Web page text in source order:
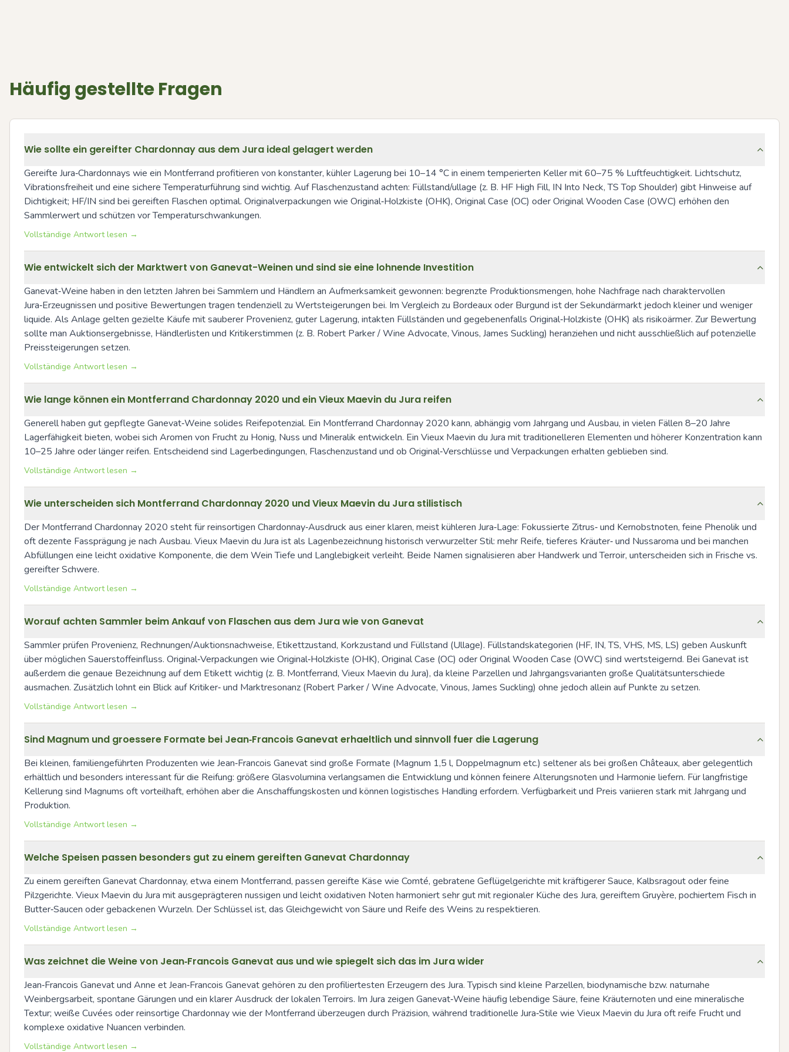
Häufig gestellte Fragen
Wie sollte ein gereifter Chardonnay aus dem Jura ideal gelagert werden
Gereifte Jura‑Chardonnays wie ein Montferrand profitieren von konstanter, kühler Lagerung bei 10–14 °C in einem temperierten Keller mit 60–75 % Luftfeuchtigkeit. Lichtschutz,
Vibrationsfreiheit und eine sichere Temperaturführung sind wichtig. Auf Flaschenzustand achten: Füllstand/ullage (z. B. HF High Fill, IN Into Neck, TS Top Shoulder) gibt Hinweise auf
Dichtigkeit; HF/IN sind bei gereiften Flaschen optimal. Originalverpackungen wie Original‑Holzkiste (OHK), Original Case (OC) oder Original Wooden Case (OWC) erhöhen den
Sammlerwert und schützen vor Temperaturschwankungen.
Vollständige Antwort lesen →
Wie entwickelt sich der Marktwert von Ganevat-Weinen und sind sie eine lohnende Investition
Ganevat‑Weine haben in den letzten Jahren bei Sammlern und Händlern an Aufmerksamkeit gewonnen: begrenzte Produktionsmengen, hohe Nachfrage nach charaktervollen
Jura‑Erzeugnissen und positive Bewertungen tragen tendenziell zu Wertsteigerungen bei. Im Vergleich zu Bordeaux oder Burgund ist der Sekundärmarkt jedoch kleiner und weniger
liquide. Als Anlage gelten gezielte Käufe mit sauberer Provenienz, guter Lagerung, intakten Füllständen und gegebenenfalls Original‑Holzkiste (OHK) als risikoärmer. Zur Bewertung
sollte man Auktionsergebnisse, Händlerlisten und Kritikerstimmen (z. B. Robert Parker / Wine Advocate, Vinous, James Suckling) heranziehen und nicht ausschließlich auf potenzielle
Preissteigerungen setzen.
Vollständige Antwort lesen →
Wie lange können ein Montferrand Chardonnay 2020 und ein Vieux Maevin du Jura reifen
Generell haben gut gepflegte Ganevat‑Weine solides Reifepotenzial. Ein Montferrand Chardonnay 2020 kann, abhängig vom Jahrgang und Ausbau, in vielen Fällen 8–20 Jahre
Lagerfähigkeit bieten, wobei sich Aromen von Frucht zu Honig, Nuss und Mineralik entwickeln. Ein Vieux Maevin du Jura mit traditionelleren Elementen und höherer Konzentration kann
10–25 Jahre oder länger reifen. Entscheidend sind Lagerbedingungen, Flaschenzustand und ob Original‑Verschlüsse und Verpackungen erhalten geblieben sind.
Vollständige Antwort lesen →
Wie unterscheiden sich Montferrand Chardonnay 2020 und Vieux Maevin du Jura stilistisch
Der Montferrand Chardonnay 2020 steht für reinsortigen Chardonnay‑Ausdruck aus einer klaren, meist kühleren Jura‑Lage: Fokussierte Zitrus‑ und Kernobstnoten, feine Phenolik und
oft dezente Fassprägung je nach Ausbau. Vieux Maevin du Jura ist als Lagenbezeichnung historisch verwurzelter Stil: mehr Reife, tieferes Kräuter‑ und Nussaroma und bei manchen
Abfüllungen eine leicht oxidative Komponente, die dem Wein Tiefe und Langlebigkeit verleiht. Beide Namen signalisieren aber Handwerk und Terroir, unterscheiden sich in Frische vs.
gereifter Schwere.
Vollständige Antwort lesen →
Worauf achten Sammler beim Ankauf von Flaschen aus dem Jura wie von Ganevat
Sammler prüfen Provenienz, Rechnungen/Auktionsnachweise, Etikettzustand, Korkzustand und Füllstand (Ullage). Füllstandskategorien (HF, IN, TS, VHS, MS, LS) geben Auskunft
über möglichen Sauerstoffeinfluss. Original‑Verpackungen wie Original‑Holzkiste (OHK), Original Case (OC) oder Original Wooden Case (OWC) sind wertsteigernd. Bei Ganevat ist
außerdem die genaue Bezeichnung auf dem Etikett wichtig (z. B. Montferrand, Vieux Maevin du Jura), da kleine Parzellen und Jahrgangsvarianten große Qualitätsunterschiede
ausmachen. Zusätzlich lohnt ein Blick auf Kritiker‑ und Marktresonanz (Robert Parker / Wine Advocate, Vinous, James Suckling) ohne jedoch allein auf Punkte zu setzen.
Vollständige Antwort lesen →
Sind Magnum und groessere Formate bei Jean‑Francois Ganevat erhaeltlich und sinnvoll fuer die Lagerung
Bei kleinen, familiengeführten Produzenten wie Jean‑Francois Ganevat sind große Formate (Magnum 1,5 l, Doppelmagnum etc.) seltener als bei großen Châteaux, aber gelegentlich
erhältlich und besonders interessant für die Reifung: größere Glasvolumina verlangsamen die Entwicklung und können feinere Alterungsnoten und Harmonie liefern. Für langfristige
Kellerung sind Magnums oft vorteilhaft, erhöhen aber die Anschaffungskosten und können logistisches Handling erfordern. Verfügbarkeit und Preis variieren stark mit Jahrgang und
Produktion.
Vollständige Antwort lesen →
Welche Speisen passen besonders gut zu einem gereiften Ganevat Chardonnay
Zu einem gereiften Ganevat Chardonnay, etwa einem Montferrand, passen gereifte Käse wie Comté, gebratene Geflügelgerichte mit kräftigerer Sauce, Kalbsragout oder feine
Pilzgerichte. Vieux Maevin du Jura mit ausgeprägteren nussigen und leicht oxidativen Noten harmoniert sehr gut mit regionaler Küche des Jura, gereiftem Gruyère, pochiertem Fisch in
Butter‑Saucen oder gebackenen Wurzeln. Der Schlüssel ist, das Gleichgewicht von Säure und Reife des Weins zu respektieren.
Vollständige Antwort lesen →
Was zeichnet die Weine von Jean‑Francois Ganevat aus und wie spiegelt sich das im Jura wider
Jean‑Francois Ganevat und Anne et Jean‑Francois Ganevat gehören zu den profiliertesten Erzeugern des Jura. Typisch sind kleine Parzellen, biodynamische bzw. naturnahe
Weinbergsarbeit, spontane Gärungen und ein klarer Ausdruck der lokalen Terroirs. Im Jura zeigen Ganevat‑Weine häufig lebendige Säure, feine Kräuternoten und eine mineralische
Textur; weiße Cuvées oder reinsortige Chardonnay wie der Montferrand überzeugen durch Präzision, während traditionelle Jura‑Stile wie Vieux Maevin du Jura oft reife Frucht und
komplexe oxidative Nuancen verbinden.
Vollständige Antwort lesen →